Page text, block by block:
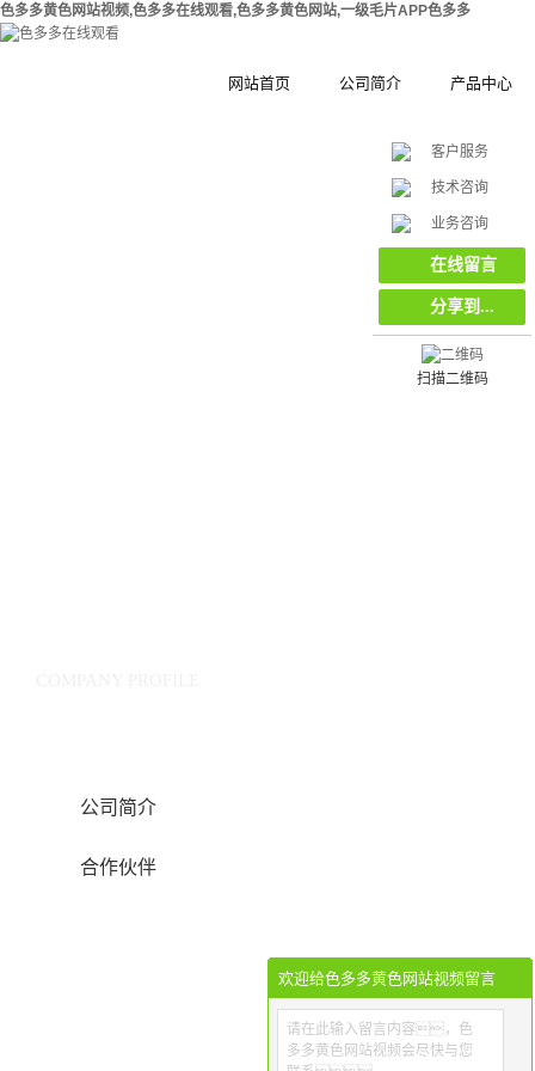
色多多黄色网站视频,色多多在线观看,色多多黄色网站,一级毛片APP色多多
网站首页 公司简介
合作伙伴
产品中心
挡
木塑拼装式围
集装箱集成房
工地工程施工
栏栅栏
环保复合材料
公司简介
合作伙伴
客户服务
技术咨询
业务咨询
在线留言
分享到...
扫描二维码
欢迎给色多多黄色网站视频留言
请在此输入留言内容，色
多多黄色网站视频会尽快与您